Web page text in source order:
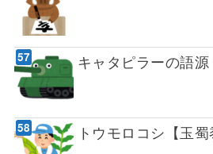
キャタピラーの語
トウモロコシ【玉